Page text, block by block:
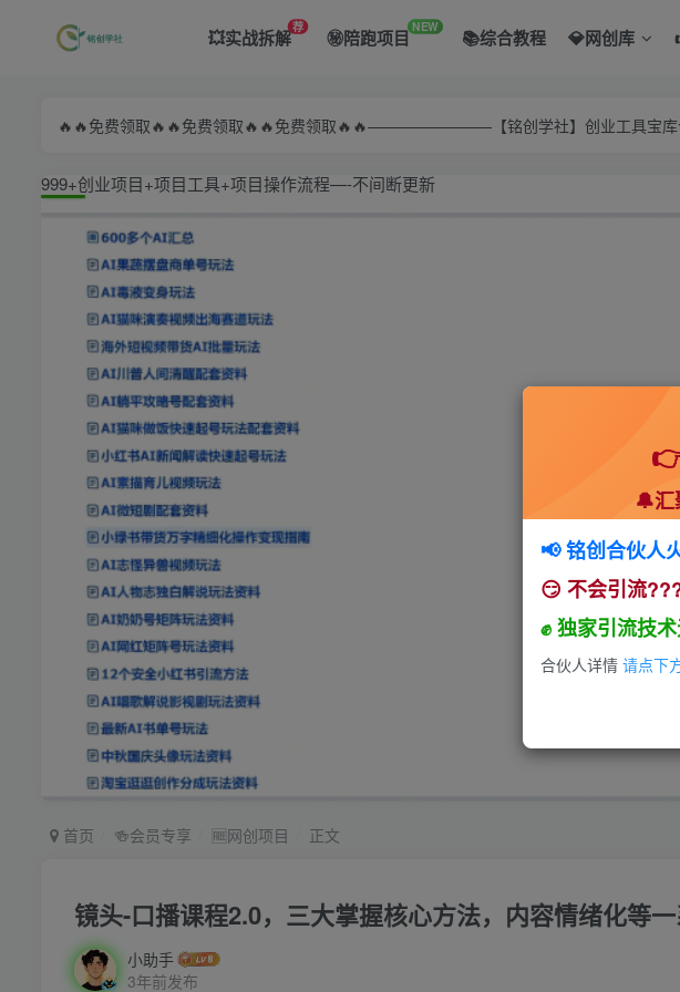
💥实战拆解荐 ㊙️陪跑项目NEW 📚综合教程 💎网创库
🔥🔥免费领取🔥🔥免费领取🔥🔥免费领取🔥🔥————————【铭创学社】创业工具宝库
999+创业项目+项目工具+项目操作流程—-不间断更新
首页 🍻会员专享 🆓网创项目 正文
镜头-口播课程2.0，三大掌握核心方法，内容情绪化等
小助手
3年前发布
🔔
📢 铭创合伙人
😏 不会引流
✊ 独家引流技
合伙人详情 请点下